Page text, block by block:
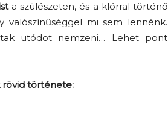
a szülészeten, és a klórral történő
mi sem lennénk.
utódot nemzeni… Lehet pont
rövid története: